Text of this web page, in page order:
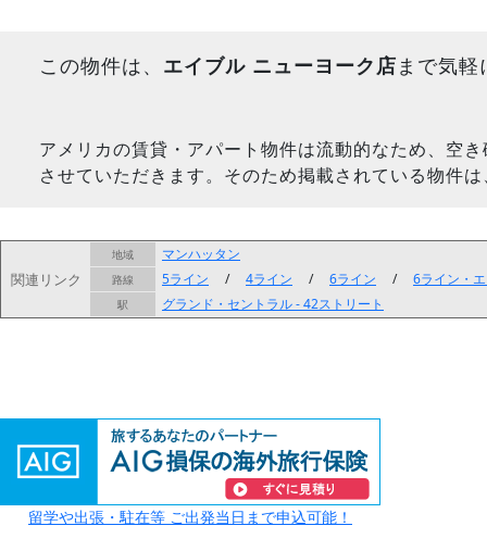
この物件は、 エイブル ニューヨーク店 まで気
アメリカの賃貸・アパート物件は流動的なため、空
させていただきます。そのため掲載されている物件
関連リンク
地域 マンハッタン
路線 5ライン / 4ライン / 6ライン / 6ライン・
駅 グランド・セントラル - 42ストリート
留学や出張・駐在等 ご出発当日まで申込可能！